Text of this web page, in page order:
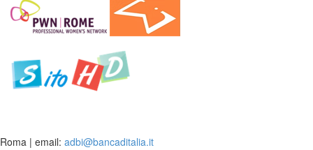
Roma | email: adbi@bancaditalia.it